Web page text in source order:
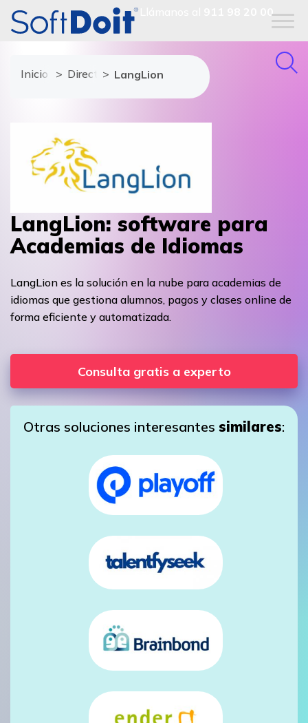
911 98 20 00
Inicio Directorio de proveedores
LangLion
LangLion: software para
Academias de Idiomas
LangLion es la solución en la nube para academias de
idiomas que gestiona alumnos, pagos y clases online de
forma eficiente y automatizada.
Consulta gratis a experto
Otras soluciones interesantes similares: